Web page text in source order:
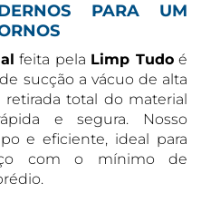
PARA UM
feita pela Limp Tudoé
sucção a vácuo de alta
total do material
e segura. Nosso
e eficiente, ideal para
com o mínimo de